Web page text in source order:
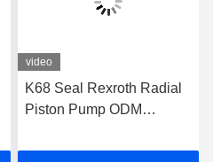
video
K68 Seal Rexroth Radial
Piston Pump ODM
VPA42K01